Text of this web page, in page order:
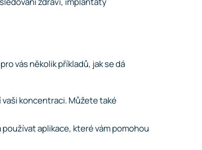
vás několik příkladů, jak se dá
koncentraci. Můžete také
aplikace, které vám pomohou